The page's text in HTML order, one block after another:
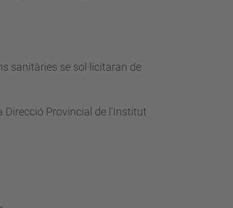
sanitàries se sol·licitaran de
Direcció Provincial de l'Institut